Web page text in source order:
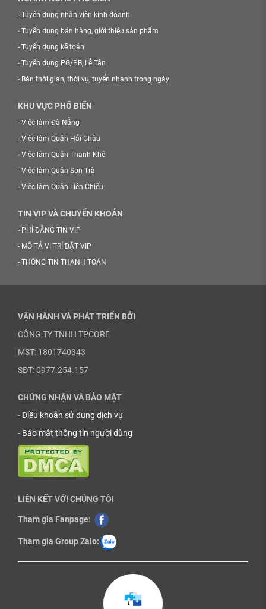
- Tuyển dụng nhân viên kinh doanh
- Tuyển dụng bán hàng, giới thiệu sản phẩm
- Tuyển dụng kế toán
- Tuyển dụng PG/PB, Lễ Tân
- Bán thời gian, thời vụ, tuyển nhanh trong ngày
KHU VỰC PHỔ BIẾN
- Việc làm Đà Nẵng
- Việc làm Quận Hải Châu
- Việc làm Quận Thanh Khê
- Việc làm Quận Sơn Trà
- Việc làm Quận Liên Chiểu
TIN VIP VÀ CHUYỂN KHOẢN
- PHÍ ĐĂNG TIN VIP
- MÔ TẢ VỊ TRÍ ĐẶT VIP
- THÔNG TIN THANH TOÁN
VẬN HÀNH VÀ PHÁT TRIỂN BỞI
CÔNG TY TNHH TPCORE
MST: 1801740343
SĐT: 0977.254.157
CHỨNG NHẬN VÀ BẢO MẬT
-Điều khoản sử dụng dịch vụ
- Bảo mật thông tin người dùng
LIÊN KẾT VỚI CHÚNG TÔI
Tham gia Fanpage:
Tham gia Group Zalo: